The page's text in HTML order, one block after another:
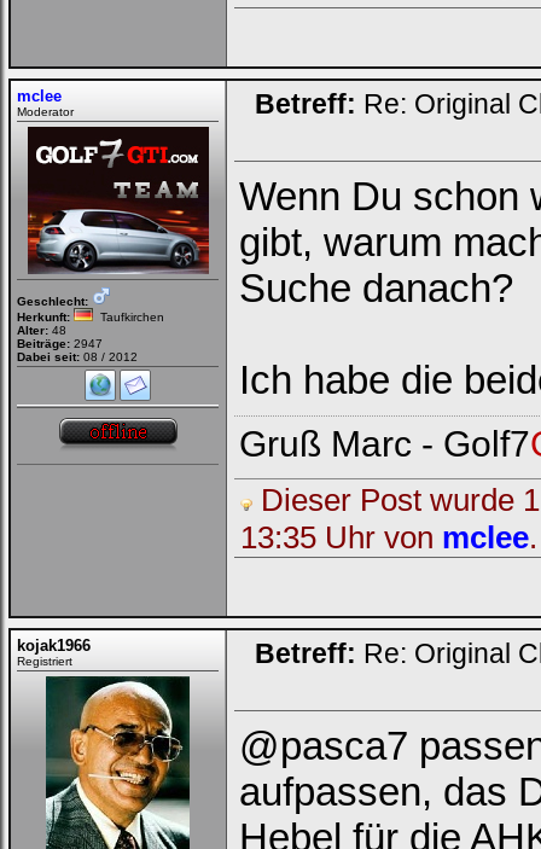
mclee
Moderator
Geschlecht:
Herkunft:
Taufkirchen
Alter: 48
Beiträge: 2947
Dabei seit: 08 / 2012
Betreff: Re: Original
Wenn Du schon
gibt, warum
Suche danach?
Ich habe die
Gruß Marc - Golf7
Dieser Post wurde
13:35 Uhr von mclee.
kojak1966
Registriert Betreff: Re: Original
@pasca7
aufpassen, das
Hebel für die